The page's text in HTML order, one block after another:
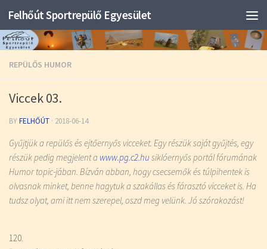
Felhőút Sportrepülő Egyesület
REPÜLŐS HUMOR
Viccek 03.
BYFELHŐÚT · 2018-06-14
Gyűjtjük a repülős és ejtőernyős vicceket. Egy részük saját gyűjtés, egy
részük pedig megjelent a www.pg.c2.hu siklóernyős portál fórumának
Humor topic-jában. Bízván abban, hogy csecsemők és túlpihentek is
olvasnak minket, benne hagytuk a szakállas és fárasztó vicceket is. Ha
tudsz olyat, ami itt nem szerepel, oszd meg velünk. Jó szórakozást!
120.